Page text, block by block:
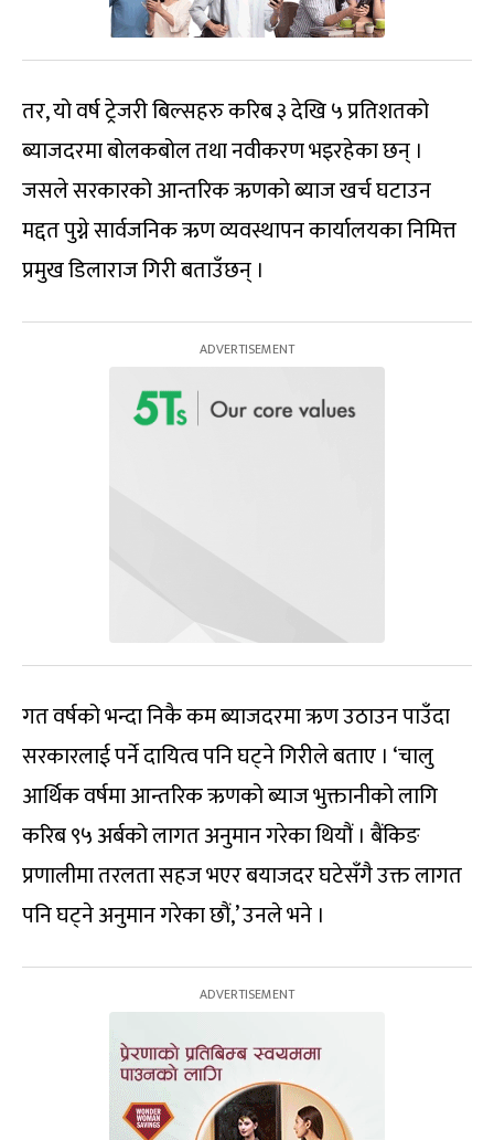
तर, यो वर्ष ट्रेजरी बिल्सहरु करिब ३ देखि ५ प्रतिशतको
ब्याजदरमा बोलकबोल तथा नवीकरण भइरहेका छन् ।
जसले सरकारको आन्तरिक ऋणको ब्याज खर्च घटाउन
मद्दत पुग्ने सार्वजनिक ऋण व्यवस्थापन कार्यालयका निमित्त
प्रमुख डिलाराज गिरी बताउँछन् ।
गत वर्षको भन्दा निकै कम ब्याजदरमा ऋण उठाउन पाउँदा
सरकारलाई पर्ने दायित्व पनि घट्ने गिरीले बताए । ‘चालु
आर्थिक वर्षमा आन्तरिक ऋणको ब्याज भुक्तानीको लागि
करिब ९५ अर्बको लागत अनुमान गरेका थियौं । बैंकिङ
प्रणालीमा तरलता सहज भएर बयाजदर घटेसँगै उक्त लागत
पनि घट्ने अनुमान गरेका छौं,’ उनले भने ।